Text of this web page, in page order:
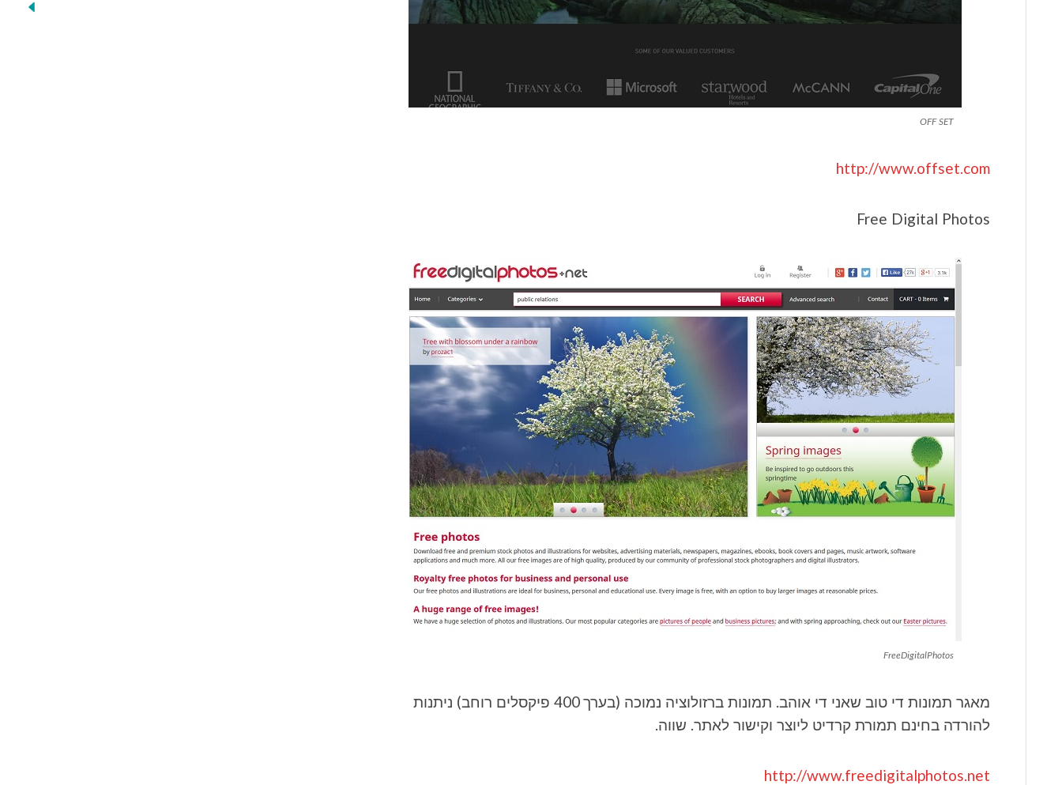
OFF SET
http://www.offset.com
Free Digital Photos
FreeDigitalPhotos
מאגר תמונות די טוב שאני די אוהב. תמונות ברזולוציה נמוכה (בערך 400 פיקסלים רוחב) ניתנות
להורדה בחינם תמורת קרדיט ליוצר וקישור לאתר. שווה.
http://www.freedigitalphotos.net